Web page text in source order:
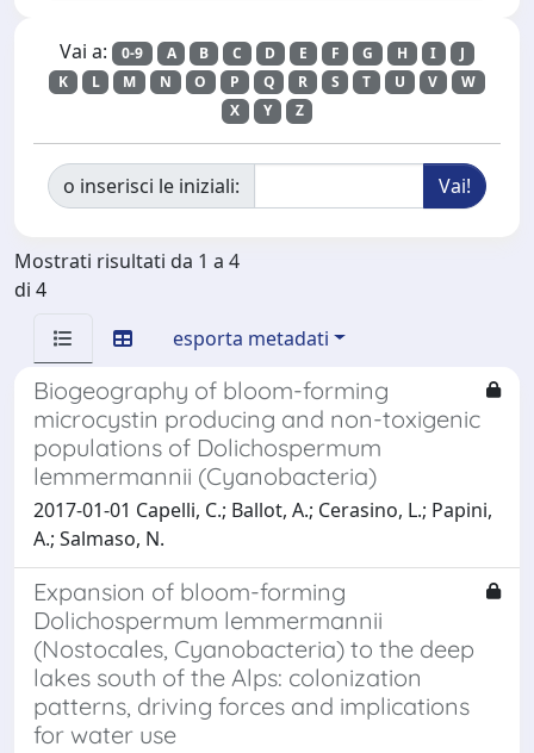
Vai a: 0-9 A B C D E F G H I
J
K
L M N O P Q R S T U V
W
X
Y Z
o inserisci le iniziali:
Mostrati risultati da 1 a 4
di 4
esporta metadati
Biogeography of bloom-forming
microcystin producing and non-toxigenic
populations of Dolichospermum
lemmermannii (Cyanobacteria)
2017-01-01 Capelli, C.; Ballot, A.; Cerasino, L.; Papini,
A.; Salmaso, N.
Expansion of bloom-forming
Dolichospermum lemmermannii
(Nostocales, Cyanobacteria) to the deep
lakes south of the Alps: colonization
patterns, driving forces and implications
for water use